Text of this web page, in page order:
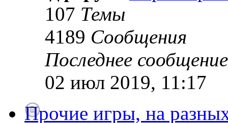
107 Темы
4189 Сообщения
Последнее сообщение
02 июл 2019, 11:17
Прочие игры, на